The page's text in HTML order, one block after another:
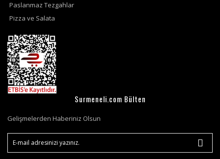
Paslanmaz Tezgahlar
Pizza ve Salata
Surmeneli.com Bülten
Gelişmelerden Haberiniz Olsun